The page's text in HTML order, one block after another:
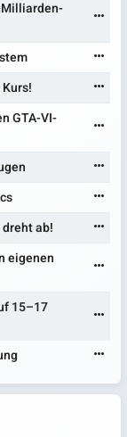
GTA-VI-
ab!
eigenen
15–17